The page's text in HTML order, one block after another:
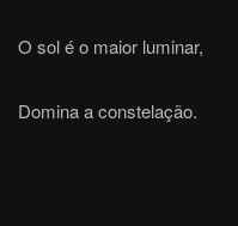
luminar,